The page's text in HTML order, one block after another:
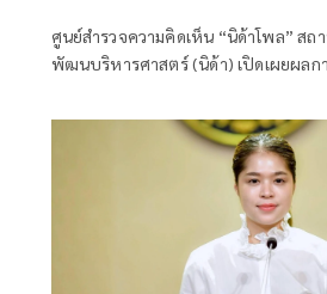
ศูนย์สำรวจความคิดเห็น “นิด้าโพล” ส
พัฒนบริหารศาสตร์ (นิด้า) เปิดเผยผลกา